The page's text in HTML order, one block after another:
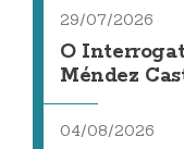
29/07/2026
O
Méndez
04/08/2026